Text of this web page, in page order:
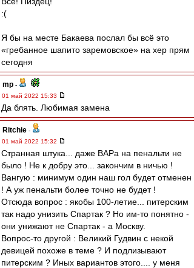
:(
Я бы на месте Бакаева послал бы всё это
«гребанное шапито заремовское» на хер прям
сегодня
mp -
01 май 2022 15:33
Да блять. Любимая замена
Ritchie -
01 май 2022 15:32
Странная штука... даже ВАРа на пенальти не
было ! Не к добру это... закончим в ничью !
Вангую : минимум один наш гол будет отменен
! А уж пенальти более точно не будет !
Отсюда вопрос : якобы 100-летие... питерским
так надо унизить Спартак ? Но им-то понятно -
они унижают не Спартак - а Москву.
Вопрос-то другой : Великий Гудвин с некой
девицей похоже в теме ? И подлизывают
питерским ? Иных вариантов этого.... у меня